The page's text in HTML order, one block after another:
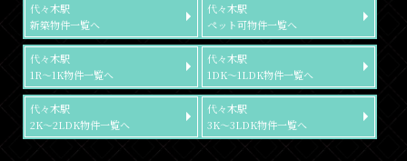
代々木駅
新築物件一覧へ
代々木駅
ペット可物件一覧へ
代々木駅
1R～1K物件一覧へ
代々木駅
1DK～1LDK物件一覧へ
代々木駅
2K～2LDK物件一覧へ
代々木駅
3K～3LDK物件一覧へ